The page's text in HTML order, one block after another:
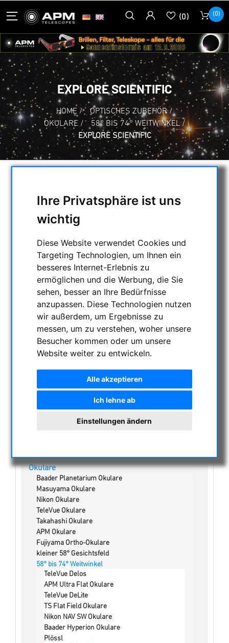
Ihre Privatsphäre ist uns
wichtig
Diese Website verwendet Cookies und
Targeting Technologien, um Ihnen ein
besseres Internet-Erlebnis zu
ermöglichen und die Werbung, die Sie
sehen, besser an Ihre Bedürfnisse
anzupassen. Diese Technologien nutzen
wir außerdem, um Ergebnisse zu
messen, um zu verstehen, woher unsere
Besucher kommen oder um unsere
Website weiter zu entwickeln.
Alle akzeptieren
Ich lehne ab
Einstellungen ändern
(0) (0)
EXPLORE SCIENTIFIC
HOME / OPTISCHES ZUBEHÖR /
OKULARE / 58° BIS 74° WEITWINKEL /
EXPLORE SCIENTIFIC
KATEGORIEN
NACHTSICHTGERÄTE , WÄRMEKAMERAS &
ENTFERNUNGSMESSER
AKTUELLE ANGEBOTE
ASTROPROFESSIONAL TELESCOPES
SECONDHAND & LAGERBESTAND
APM PRODUKTE
ASTROEINSTIEG
SONNENBEOBACHTUNG
FERNGLÄSER, SPEKTIVE
MONTIERUNGEN & STATIVE
CMOS & CCD KAMERAS
OPTISCHES ZUBEHÖR
Visuelle Filter
Okulare
Baader Planetarium Okulare
Masuyama Okulare
Nikon Okulare
TeleVue Okulare
Takahashi Okulare
APM Okulare
Fujiyama Ortho-Okulare
kleiner 58° Gesichtsfeld
58° bis 74° Weitwinkel
TeleVue Delos
APM Ultra Flat Okulare
TeleVue DeLite
TS Flat Field Okulare
Nikon NAV SW Okulare
Baader Hyperion Okulare
Plössl